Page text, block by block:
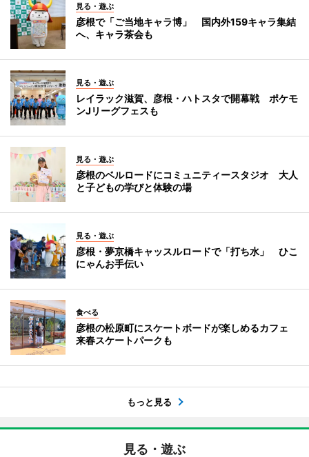
見る・遊ぶ
彦根で「ご当地キャラ博」 国内外159キャラ集結
へ、キャラ茶会も
見る・遊ぶ
レイラック滋賀、彦根・ハトスタで開幕戦 ポケモ
ンJリーグフェスも
見る・遊ぶ
彦根のベルロードにコミュニティースタジオ 大人
と子どもの学びと体験の場
見る・遊ぶ
彦根・夢京橋キャッスルロードで「打ち水」 ひこ
にゃんお手伝い
食べる
彦根の松原町にスケートボードが楽しめるカフェ
来春スケートパークも
もっと見る
見る・遊ぶ